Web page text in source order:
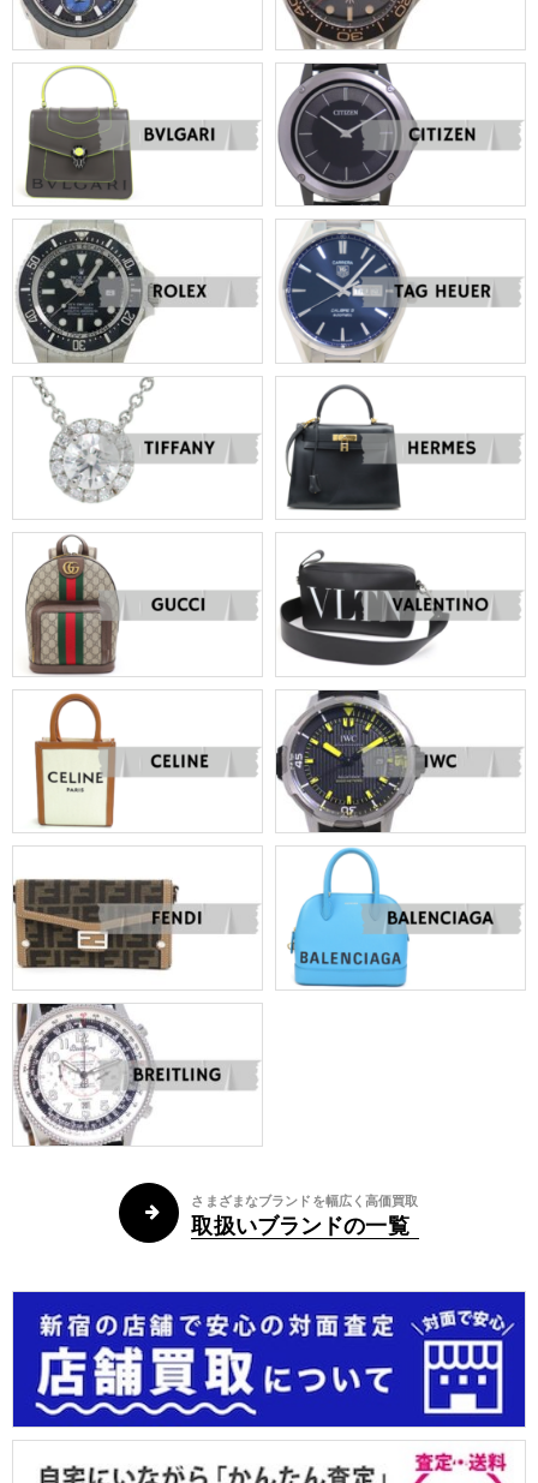
さまざまなブランドを幅広く高価買取
取扱いブランドの一覧